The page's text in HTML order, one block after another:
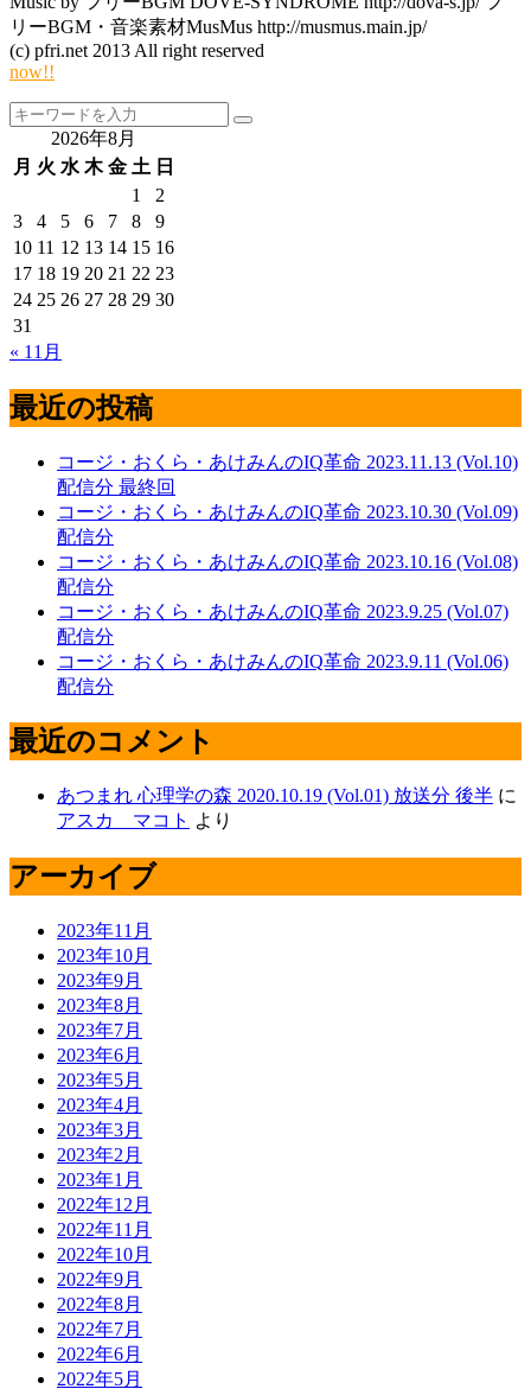
リーBGM・音楽素材MusMus http://musmus.main.jp/
(c) pfri.net 2013 All right reserved
now!!
2026年8月
月 火 水 木 金 土 日
1
2
3
4 5 6 7 8
9
10 11 12 13 14 15 16
17 18 19 20 21 22 23
24 25 26 27 28 29 30
31
« 11月
最近の投稿
コージ・おくら・あけみんのIQ革命 2023.11.13 (Vol.10)
配信分 最終回
コージ・おくら・あけみんのIQ革命 2023.10.30 (Vol.09)
配信分
コージ・おくら・あけみんのIQ革命 2023.10.16 (Vol.08)
配信分
コージ・おくら・あけみんのIQ革命 2023.9.25 (Vol.07)
配信分
コージ・おくら・あけみんのIQ革命 2023.9.11 (Vol.06)
配信分
最近のコメント
あつまれ 心理学の森 2020.10.19 (Vol.01) 放送分 後半 に
アスカ マコト より
アーカイブ
2023年11月
2023年10月
2023年9月
2023年8月
2023年7月
2023年6月
2023年5月
2023年4月
2023年3月
2023年2月
2023年1月
2022年12月
2022年11月
2022年10月
2022年9月
2022年8月
2022年7月
2022年6月
2022年5月